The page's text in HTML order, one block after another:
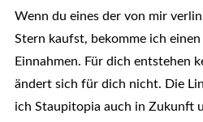
Wenn du eines der von mir
Stern kaufst, bekomme ich einen
Einnahmen. Für dich entstehen
ändert sich für dich nicht. Die
ich Staupitopia auch in Zukunft